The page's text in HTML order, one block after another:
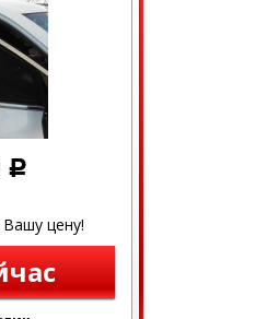
Р
цену!